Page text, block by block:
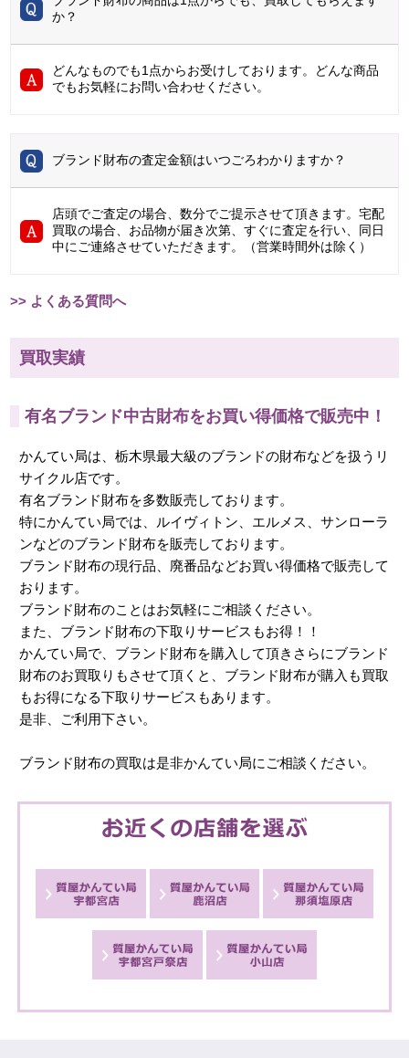
か？
どんなものでも1点からお受けしております。どんな商品
でもお気軽にお問い合わせください。
ブランド財布の査定金額はいつごろわかりますか？
店頭でご査定の場合、数分でご提示させて頂きます。宅配
買取の場合、お品物が届き次第、すぐに査定を行い、同日
中にご連絡させていただきます。（営業時間外は除く）
>> よくある質問へ
買取実績
有名ブランド中古財布をお買い得価格で販売中！
かんてい局は、栃木県最大級のブランドの財布などを扱うリ
サイクル店です。
有名ブランド財布を多数販売しております。
特にかんてい局では、ルイヴィトン、エルメス、サンローラ
ンなどのブランド財布を販売しております。
ブランド財布の現行品、廃番品などお買い得価格で販売して
おります。
ブランド財布のことはお気軽にご相談ください。
また、ブランド財布の下取りサービスもお得！！
かんてい局で、ブランド財布を購入して頂きさらにブランド
財布のお買取りもさせて頂くと、ブランド財布が購入も買取
もお得になる下取りサービスもあります。
是非、ご利用下さい。
ブランド財布の買取は是非かんてい局にご相談ください。